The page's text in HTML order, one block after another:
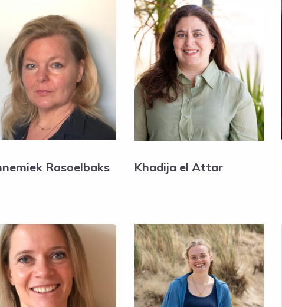
Rasoelbaks Khadija el Attar